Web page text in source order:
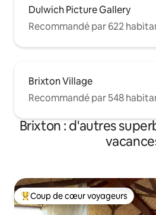
Dulwich Picture Gallery
Recommandé par 622
Brixton Village
Recommandé par 548
Brixton : d'autres
Coups de cœur voyageurs les plus
Coup de cœur voyageurs